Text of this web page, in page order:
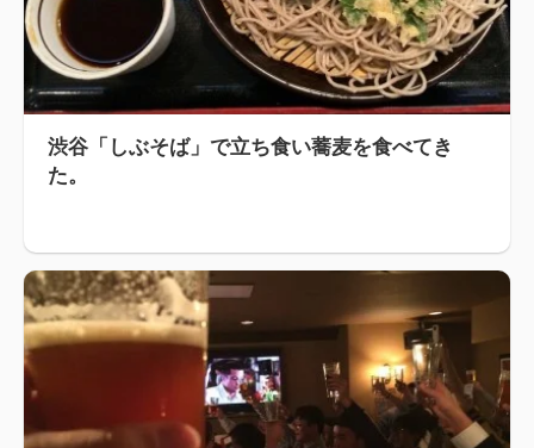
渋谷「しぶそば」で立ち食い蕎麦を食べてき
た。